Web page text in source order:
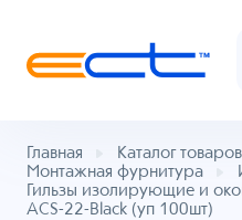
Главная
Каталог товаров
Монтажная фурнитура
Гильзы изолирующие и
ACS-22-Black (уп 100шт)